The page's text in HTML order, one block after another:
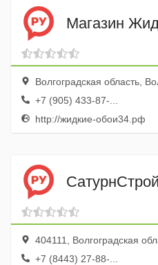
Магазин
Волгоградская область,
+7 (905) 433-87-...
http://жидкие-обои34.рф
404111, Волгоградская
+7 (8443) 27-88-...